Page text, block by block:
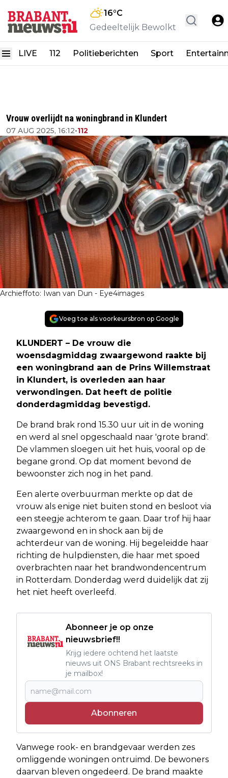
16°C
Gedeeltelijk Bewolkt
LIVE 112 Politieberichten Sport
Vrouw overlijdt na woningbrand in Klundert
07 AUG 2025, 16:12•112
Archieffoto: Iwan van Dun - Eye4images
Voeg toe als voorkeursbron op Google
KLUNDERT – De vrouw die
woensdagmiddag zwaargewond raakte bij
een woningbrand aan de Prins Willemstraat
in Klundert, is overleden aan haar
verwondingen. Dat heeft de politie
donderdagmiddag bevestigd.
De brand brak rond 15.30 uur uit in de woning
en werd al snel opgeschaald naar 'grote brand'.
De vlammen sloegen uit het huis, vooral op de
begane grond. Op dat moment bevond de
bewoonster zich nog in het pand.
Een alerte overbuurman merkte op dat de
vrouw als enige niet buiten stond en besloot via
een steegje achterom te gaan. Daar trof hij haar
zwaargewond en in shock aan bij de
achterdeur van de woning. Hij begeleidde haar
richting de hulpdiensten, die haar met spoed
overbrachten naar het brandwondencentrum
in Rotterdam. Donderdag werd duidelijk dat zij
het niet heeft overleefd.
Abonneer je op onze
nieuwsbrief!!
Krijg iedere ochtend het laatste
nieuws uit ONS Brabant rechtsreeks in
je mailbox!
Abonneren
Vanwege rook- en brandgevaar werden zes
omliggende woningen ontruimd. De bewoners
daarvan bleven ongedeerd. De brand maakte